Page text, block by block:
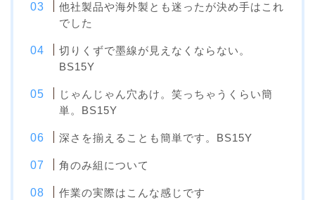
他社製品や海外製とも迷ったが決め手はこれ
でした
切りくずで墨線が見えなくならない。
BS15Y
じゃんじゃん穴あけ。笑っちゃうくらい簡
単。BS15Y
深さを揃えることも簡単です。BS15Y
角のみ組について
作業の実際はこんな感じです